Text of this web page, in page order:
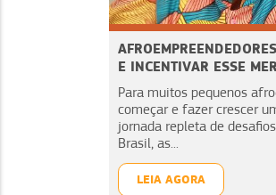
E INCENTIVAR ESSE
Para muitos pequenos
começar e fazer crescer
jornada repleta de
Brasil, as...
LEIA AGORA